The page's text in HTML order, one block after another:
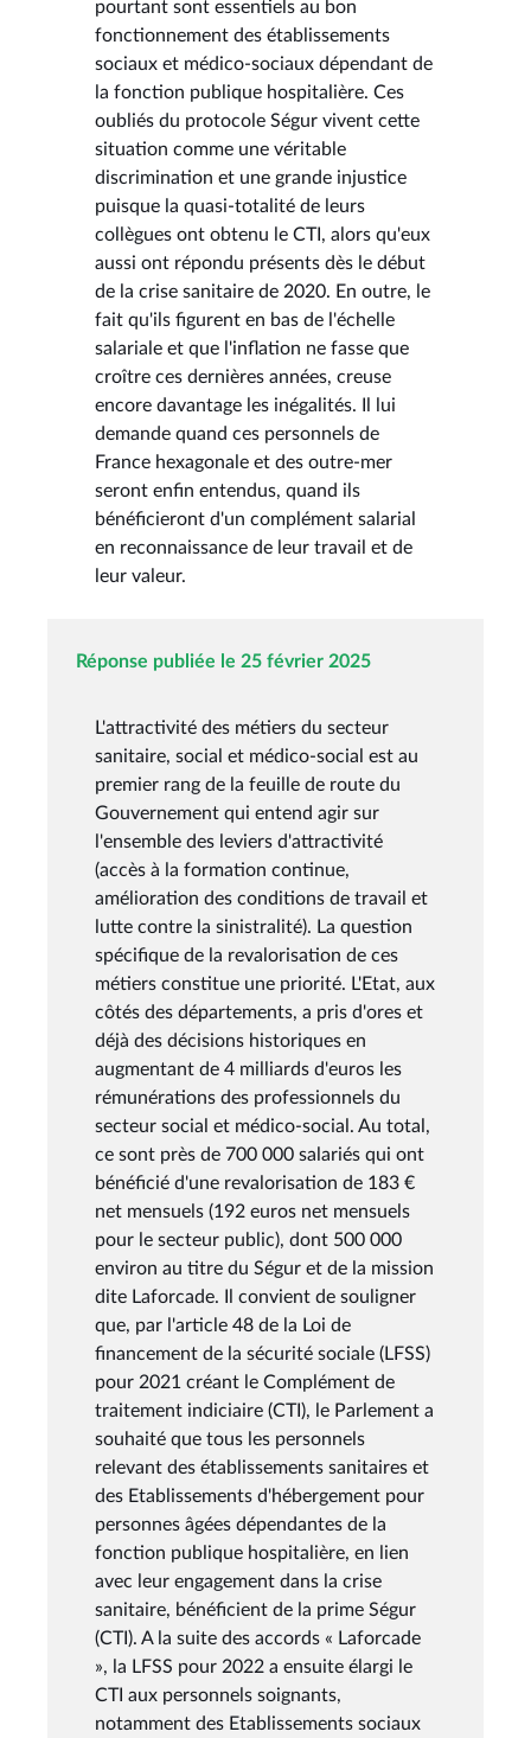
pourtant sont essentiels au bon
fonctionnement des établissements
sociaux et médico-sociaux dépendant de
la fonction publique hospitalière. Ces
oubliés du protocole Ségur vivent cette
situation comme une véritable
discrimination et une grande injustice
puisque la quasi-totalité de leurs
collègues ont obtenu le CTI, alors qu'eux
aussi ont répondu présents dès le début
de la crise sanitaire de 2020. En outre, le
fait qu'ils figurent en bas de l'échelle
salariale et que l'inflation ne fasse que
croître ces dernières années, creuse
encore davantage les inégalités. Il lui
demande quand ces personnels de
France hexagonale et des outre-mer
seront enfin entendus, quand ils
bénéficieront d'un complément salarial
en reconnaissance de leur travail et de
leur valeur.
Réponse publiée le 25 février 2025
L'attractivité des métiers du secteur
sanitaire, social et médico-social est au
premier rang de la feuille de route du
Gouvernement qui entend agir sur
l'ensemble des leviers d'attractivité
(accès à la formation continue,
amélioration des conditions de travail et
lutte contre la sinistralité). La question
spécifique de la revalorisation de ces
métiers constitue une priorité. L'Etat, aux
côtés des départements, a pris d'ores et
déjà des décisions historiques en
augmentant de 4 milliards d'euros les
rémunérations des professionnels du
secteur social et médico-social. Au total,
ce sont près de 700 000 salariés qui ont
bénéficié d'une revalorisation de 183 €
net mensuels (192 euros net mensuels
pour le secteur public), dont 500 000
environ au titre du Ségur et de la mission
dite Laforcade. Il convient de souligner
que, par l'article 48 de la Loi de
financement de la sécurité sociale (LFSS)
pour 2021 créant le Complément de
traitement indiciaire (CTI), le Parlement a
souhaité que tous les personnels
relevant des établissements sanitaires et
des Etablissements d'hébergement pour
personnes âgées dépendantes de la
fonction publique hospitalière, en lien
avec leur engagement dans la crise
sanitaire, bénéficient de la prime Ségur
(CTI). A la suite des accords « Laforcade
», la LFSS pour 2022 a ensuite élargi le
CTI aux personnels soignants,
notamment des Etablissements sociaux